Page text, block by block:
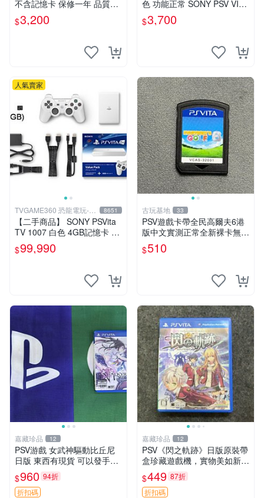
不含記憶卡 保修一年 品質有
保障
$3,200
色 功能正常 SONY PSV VITA
主機 2000~3000型 二手功能
正常 賣3千5~4千也可用各式
$3,700
人氣賣家
TVGAME360 恐龍電玩-台
中店
8651
【二手商品】 SONY PSVita
TV 1007 白色 4GB記憶卡 PS
3手把(白) 書盒完整 【台中恐
龍電玩】
$99,990
古玩基地 33
PSV遊戲卡帶全民高爾夫6港
版中文實測正常全新裸卡無保
售不退換單次購兩張以上再享
優惠 全民高爾夫6 PSV 港版
$510
嘉藏珍品 12
PSV游戲 女武神驅動比丘尼
日版 東西有現貨 可以發手物
品 無質量問題售不退不換
$960 94折
折扣碼
嘉藏珍品 12
PSV《閃之軌跡》日版原裝帶
盒珍藏遊戲機，實物美如新，
嚴選推薦 閃之軌跡 日版 PSV
原裝帶盒
$449 87折
折扣碼